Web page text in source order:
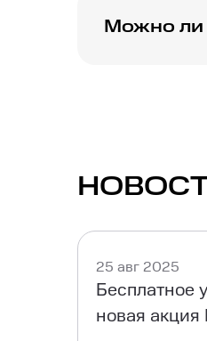
Можно ли
25 авг 2025
Бесплатное
новая